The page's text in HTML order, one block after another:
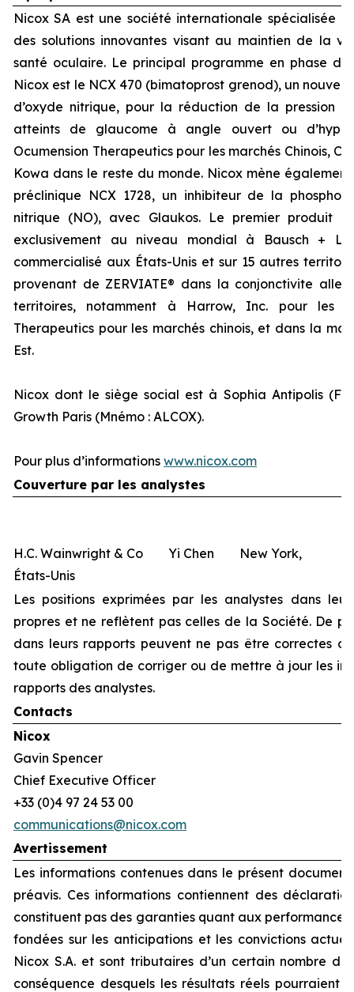
Nicox SA est une société internationale spécialisée
des solutions innovantes visant au maintien de la
santé oculaire. Le principal programme en phase
Nicox est le NCX 470 (bimatoprost grenod), un
d’oxyde nitrique, pour la réduction de la pression
atteints de glaucome à angle ouvert ou
Ocumension Therapeutics pour les marchés Chinois,
Kowa dans le reste du monde. Nicox mène
préclinique NCX 1728, un inhibiteur de la
nitrique (NO), avec Glaukos. Le premier produit
exclusivement au niveau mondial à Bausch +
commercialisé aux États-Unis et sur 15 autres
provenant de ZERVIATE® dans la conjonctivite
territoires, notamment à Harrow, Inc. pour les
Therapeutics pour les marchés chinois, et dans la
Est.
Nicox dont le siège social est à Sophia Antipolis
Growth Paris (Mnémo : ALCOX).
Pour plus d’informations www.nicox.com
Couverture par les analystes
H.C. Wainwright & Co Yi Chen New York,
États-Unis
Les positions exprimées par les analystes dans
propres et ne reflètent pas celles de la Société. De
dans leurs rapports peuvent ne pas être correctes
toute obligation de corriger ou de mettre à jour les
rapports des analystes.
Contacts
Nicox
Gavin Spencer
Chief Executive Officer
+33 (0)4 97 24 53 00
communications@nicox.com
Avertissement
Les informations contenues dans le présent
préavis. Ces informations contiennent des
constituent pas des garanties quant aux
fondées sur les anticipations et les convictions
Nicox S.A. et sont tributaires d’un certain nombre
conséquence desquels les résultats réels pourraient